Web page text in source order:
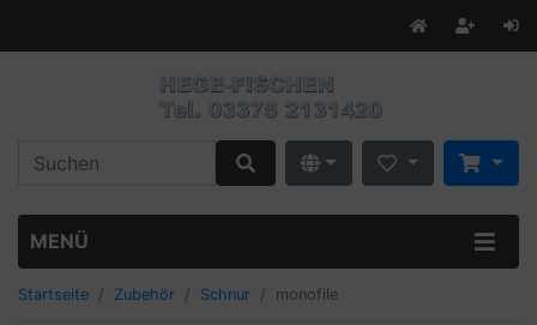
MENÜ
Startseite Zubehör Schnur monofile